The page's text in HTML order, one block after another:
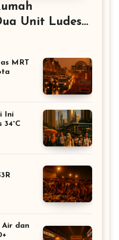
Unit Ludes
Timur
MRT
Ini
34°C
Air dan